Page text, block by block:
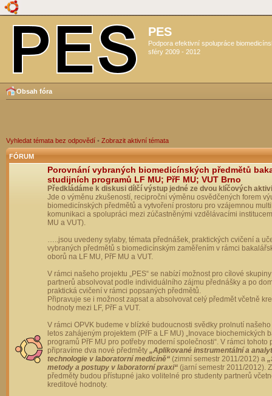
PES
Podpora efektivní spolupráce
sféry 2009 - 2012
Obsah fóra
Vyhledat témata bez odpovědí • Zobrazit aktivní témata
FÓRUM
Porovnání vybraných biomedicínských předmětů
studijních programů LF MU; PřF MU; VUT Brno
Předkládáme k diskusi dílčí výstup jedné ze dvou klíčových
Jde o výměnu zkušeností, reciproční výměnu osvědčených forem
biomedicínských předmětů a vytvoření prostoru pro vzájemnou
komunikaci a spolupráci mezi zúčastněnými vzdělávacími
MU a VUT).
…..jsou uvedeny sylaby, témata přednášek, praktických cvičení a
vybraných předmětů s biomedicínským zaměřením v rámci
oborů na LF MU, PřF MU a VUT.
V rámci našeho projektu „PES“ se nabízí možnost pro cílové
partnerů absolvovat podle individuálního zájmu přednášky a po
praktická cvičení v rámci popsaných předmětů.
Připravuje se i možnost zapsat a absolvovat celý předmět včetně
hodnoty mezi LF, PřF a VUT.
V rámci OPVK budeme v blízké budoucnosti svědky prolnutí
letos zahájeným projektem (PřF a LF MU) „Inovace biochemických
programů PřF MU pro potřeby moderní společnosti“. V rámci tohoto
připravíme dva nové předměty „Aplikované instrumentální a
technologie v laboratorní medicíně“ (zimní semestr 2011/2012) a
metody a postupy v laboratorní praxi“ (jarní semestr 2011/2012).
předměty budou přístupné jako volitelné pro studenty partnerů
kreditové hodnoty.